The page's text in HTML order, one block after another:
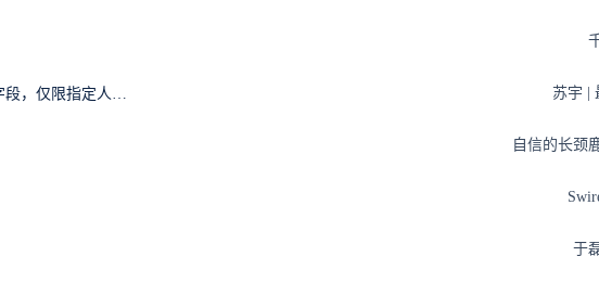
求助：禅道任务创建完成后预计开始、截止日期、工时预估字段，仅限指定人可修改 苏宇
自信的长颈
于